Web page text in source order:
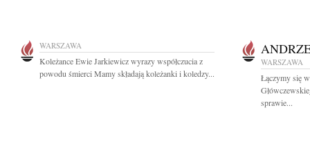
WARSZAWA
Koleżance Ewie Jarkiewicz wyrazy współczucia z
powodu śmierci Mamy składają koleżanki i koledzy...
WARSZAWA
Łączymy się
sprawie...